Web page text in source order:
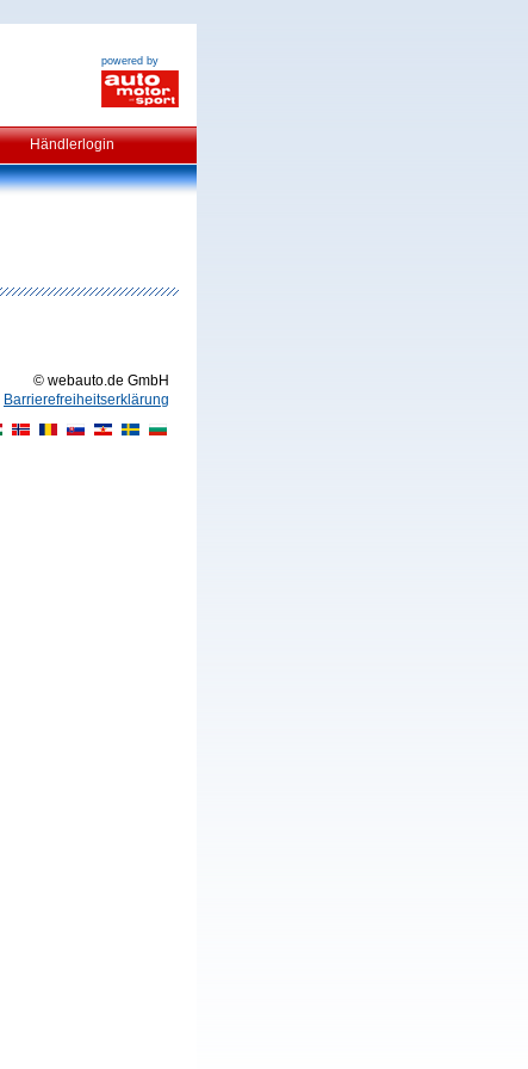
powered by
Händlerlogin
© webauto.de GmbH
Barrierefreiheitserklärung